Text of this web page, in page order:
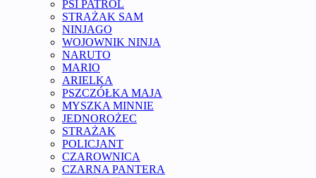
PSI PATROL
STRAŻAK SAM
NINJAGO
WOJOWNIK NINJA
NARUTO
MARIO
ARIELKA
PSZCZÓŁKA MAJA
MYSZKA MINNIE
JEDNOROŻEC
STRAŻAK
POLICJANT
CZAROWNICA
CZARNA PANTERA